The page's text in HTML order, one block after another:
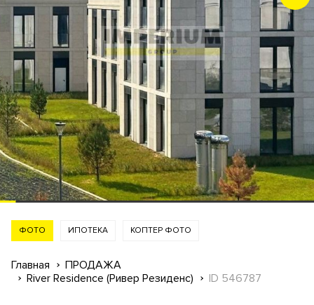
ФОТО ИПОТЕКА КОПТЕР ФОТО
Главная
ПРОДАЖА
River Residence (Ривер Резиденс)
ID 546787